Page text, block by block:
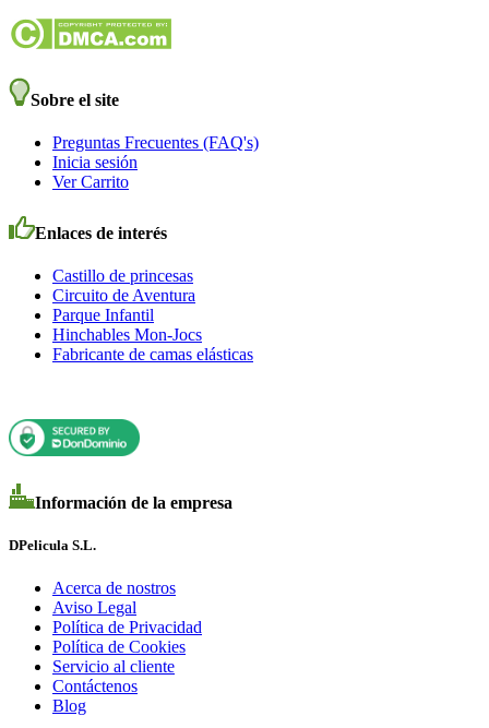
Sobre el site
Preguntas Frecuentes (FAQ's)
Inicia sesión
Ver Carrito
Enlaces de interés
Castillo de princesas
Circuito de Aventura
Parque Infantil
Hinchables Mon-Jocs
Fabricante de camas elásticas
Información de la empresa
DPelicula S.L.
Acerca de nostros
Aviso Legal
Política de Privacidad
Política de Cookies
Servicio al cliente
Contáctenos
Blog